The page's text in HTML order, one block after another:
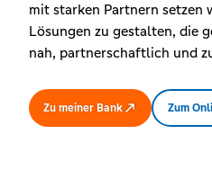
mit starken Partnern setzen
Lösungen zu gestalten, die
nah, partnerschaftlich und
Zu meiner Bank Zum